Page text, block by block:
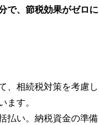
で、節税効果がゼロ
、相続税対策を考慮
ます。
払い。納税資金の準